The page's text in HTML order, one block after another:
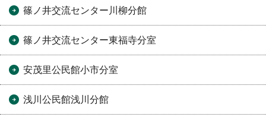
篠ノ井交流センター川柳分館
篠ノ井交流センター東福寺分室
安茂里公民館小市分室
浅川公民館浅川分館